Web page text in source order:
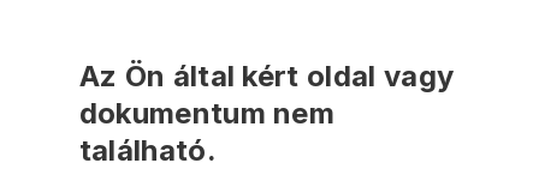
Az Ön által kért oldal vagy
dokumentum nem
található.